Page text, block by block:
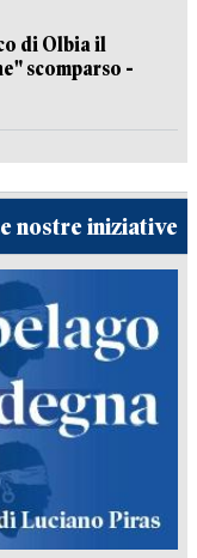
di Olbia il
scomparso -
nostre iniziative